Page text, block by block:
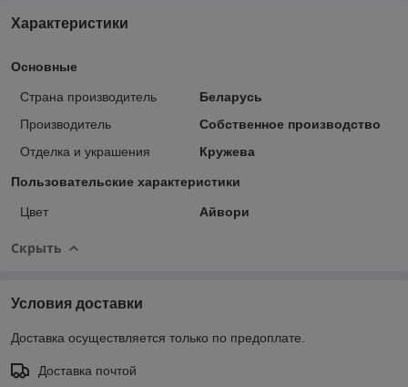
Характеристики
Основные
Страна производитель
Беларусь
Производитель
Собственное производство
Отделка и украшения
Кружева
Пользовательские характеристики
Цвет Айвори
Скрыть
Условия доставки
Доставка осуществляется только по предоплате.
Доставка почтой